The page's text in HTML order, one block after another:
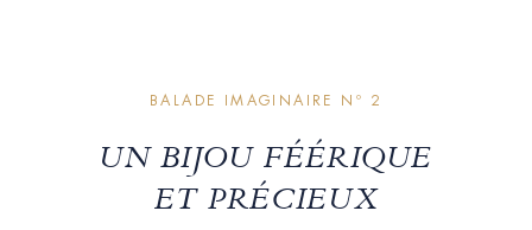
BALADE IMAGINAIRE Nº 2
UN BIJOU FÉÉRIQUE
ET PRÉCIEUX